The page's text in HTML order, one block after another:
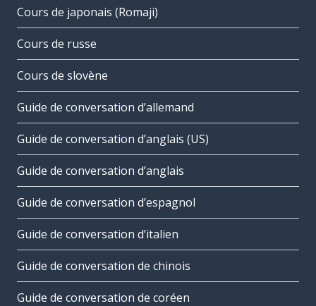
Cours de japonais (Romaji)
Cours de russe
Cours de slovène
Guide de conversation d’allemand
Guide de conversation d’anglais (US)
Guide de conversation d’anglais
Guide de conversation d’espagnol
Guide de conversation d’italien
Guide de conversation de chinois
Guide de conversation de coréen